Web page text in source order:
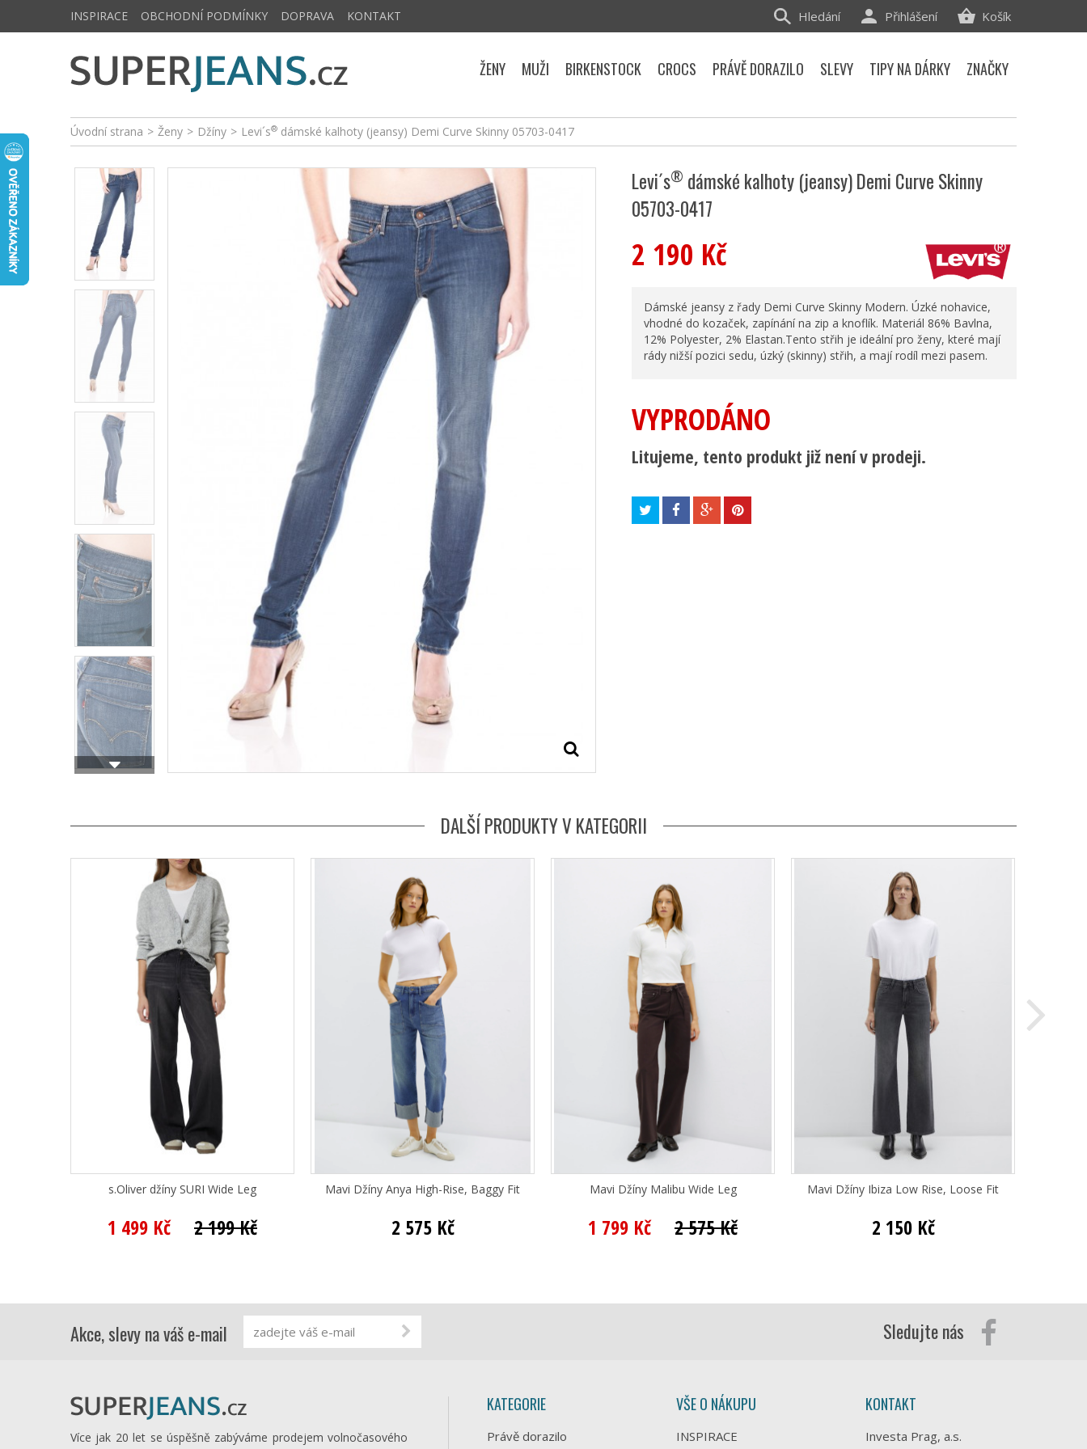
Úvodní strana > Ženy > Džíny > Levi´s® dámské kalhoty (jeansy) Demi Curve Skinny 05703-0417
Levi´s® dámské kalhoty (jeansy) Demi Curve Skinny
05703-0417
2 190 Kč
Dámské jeansy z řady Demi Curve Skinny Modern. Úzké nohavice,
vhodné do kozaček, zapínání na zip a knoflík. Materiál 86% Bavlna,
12% Polyester, 2% Elastan.Tento střih je ideální pro ženy, které mají
rády nižší pozici sedu, úzký (skinny) střih, a mají rodíl mezi pasem.
VYPRODÁNO
Litujeme, tento produkt již není v prodeji.
DALŠÍ PRODUKTY V KATEGORII
s.Oliver džíny SURI Wide Leg
1 499 Kč 2 199 Kč
Mavi Džíny Anya High-Rise, Baggy Fit
2 575 Kč
Mavi Džíny Malibu Wide Leg
1 799 Kč 2 575 Kč
Mavi Džíny Ibiza Low Rise, Loose Fit
2 150 Kč
INSPIRACE OBCHODNÍ PODMÍNKY DOPRAVA KONTAKT Košík
Přihlášení
Hledání
ŽENY MUŽI BIRKENSTOCK CROCS PRÁVĚ DORAZILO SLEVY TIPY NA DÁRKY ZNAČKY
Akce, slevy na váš e-mail Sledujte nás
Více jak 20 let se úspěšně zabýváme prodejem volnočasového
KATEGORIE
Právě dorazilo
VŠE O NÁKUPU
INSPIRACE
KONTAKT
Investa Prag, a.s.